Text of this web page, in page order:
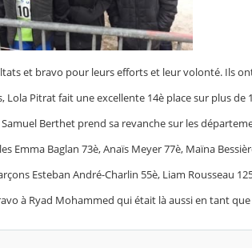
et bravo pour leurs efforts et leur volonté. Ils
Lola Pitrat fait une excellente 14è place sur plus
Berthet prend sa revanche sur les
Emma Baglan 73è, Anaïs Meyer 77è, Maïna
Esteban André-Charlin 55è, Liam Rousseau
à Ryad Mohammed qui était là aussi en tant